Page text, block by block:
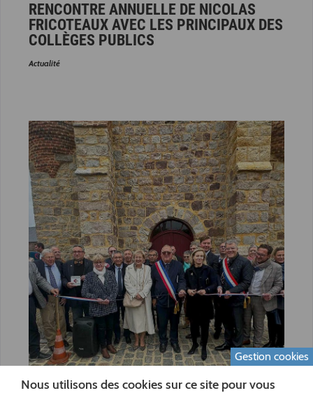
RENCONTRE ANNUELLE DE NICOLAS
FRICOTEAUX AVEC LES PRINCIPAUX DES
COLLÈGES PUBLICS
Actualité
Gestion cookies
Nous utilisons des cookies sur ce site pour vous